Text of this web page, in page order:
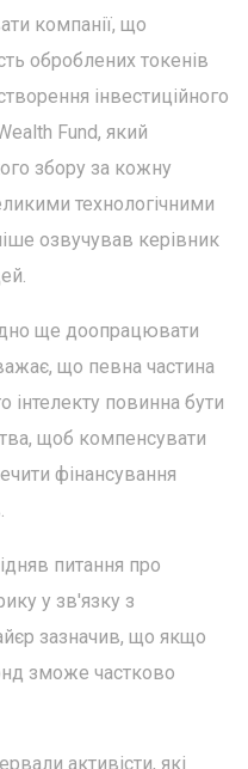
компанії, що
оброблених токенів
інвестиційного
Fund, який
збору за кожну
технологічними
озвучував керівник
ще доопрацювати
що певна частина
інтелекту повинна бути
щоб компенсувати
фінансування
питання про
у зв'язку з
зазначив, що якщо
зможе частково
активісти, які